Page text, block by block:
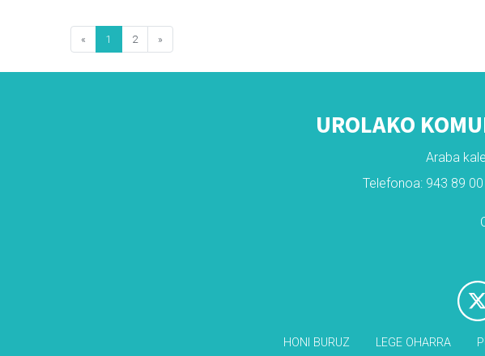
« 1 2 »
UROLAKO
Araba
Telefonoa: 943 89
HONI BURUZ LEGE OHARRA